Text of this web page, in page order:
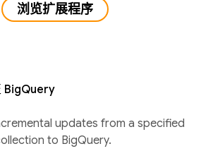
浏览扩展程序
BigQuery
updates from a specified
to BigQuery.